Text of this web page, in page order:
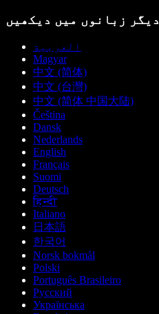
دیگر زبانوں میں دیکھیں
العربية
Magyar
中文 (简体)
中文 (台灣)
中文 (简体 中国大陆)
Čeština
Dansk
Nederlands
English
Français
Suomi
Deutsch
हिन्दी
Italiano
日本語
한국어
Norsk bokmål
Polski
Português Brasileiro
Русский
Українська